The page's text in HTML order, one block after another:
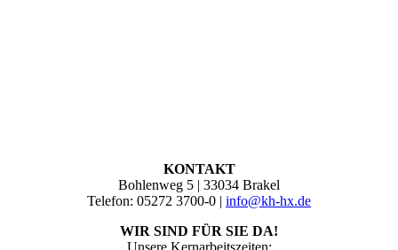
KONTAKT
Bohlenweg 5 | 33034 Brakel
Telefon: 05272 3700-0 | info@kh-hx.de
WIR SIND FÜR SIE DA!
Unsere Kernarbeitszeiten: